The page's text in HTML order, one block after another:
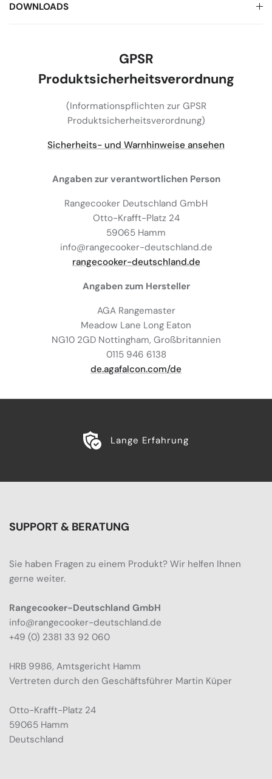
DOWNLOADS
GPSR
Produktsicherheitsverordnung
(Informationspflichten zur GPSR
Produktsicherheitsverordnung)
Sicherheits- und Warnhinweise ansehen
Angaben zur verantwortlichen Person
Rangecooker Deutschland GmbH
Otto-Krafft-Platz 24
59065 Hamm
info@rangecooker-deutschland.de
rangecooker-deutschland.de
Angaben zum Hersteller
AGA Rangemaster
Meadow Lane Long Eaton
NG10 2GD Nottingham, Großbritannien
0115 946 6138
de.agafalcon.com/de
Lange Erfahrung
SUPPORT & BERATUNG
Sie haben Fragen zu einem Produkt? Wir helfen Ihnen
gerne weiter.
Rangecooker-Deutschland GmbH
info@rangecooker-deutschland.de
+49 (0) 2381 33 92 060
HRB 9986, Amtsgericht Hamm
Vertreten durch den Geschäftsführer Martin Küper
Otto-Krafft-Platz 24
59065 Hamm
Deutschland